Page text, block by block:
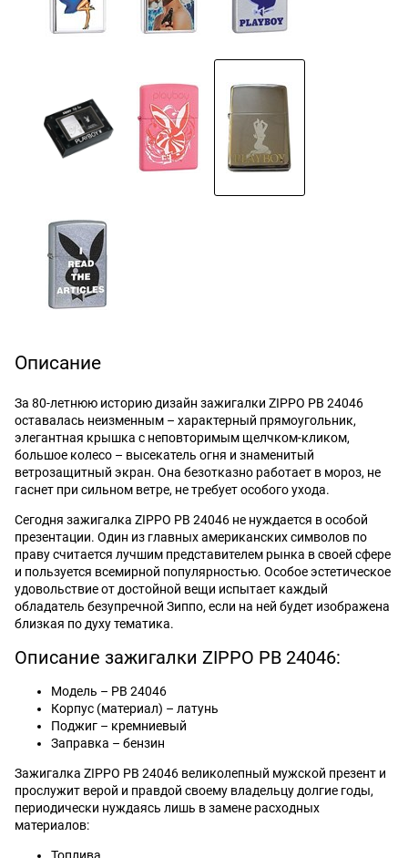
Описание
За 80-летнюю историю дизайн зажигалки ZIPPO PB 24046
оставалась неизменным – характерный прямоугольник,
элегантная крышка с неповторимым щелчком-кликом,
большое колесо – высекатель огня и знаменитый
ветрозащитный экран. Она безотказно работает в мороз, не
гаснет при сильном ветре, не требует особого ухода.
Сегодня зажигалка ZIPPO PB 24046 не нуждается в особой
презентации. Один из главных американских символов по
праву считается лучшим представителем рынка в своей сфере
и пользуется всемирной популярностью. Особое эстетическое
удовольствие от достойной вещи испытает каждый
обладатель безупречной Зиппо, если на ней будет изображена
близкая по духу тематика.
Описание зажигалки ZIPPO PB 24046:
Модель – PB 24046
Корпус (материал) – латунь
Поджиг – кремниевый
Заправка – бензин
Зажигалка ZIPPO PB 24046 великолепный мужской презент и
прослужит верой и правдой своему владельцу долгие годы,
периодически нуждаясь лишь в замене расходных
материалов: